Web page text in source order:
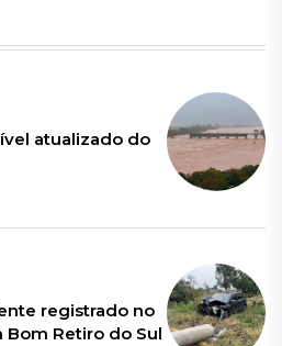
atualizado do
registrado no
Bom Retiro do Sul